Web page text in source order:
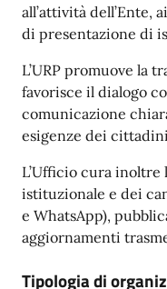
all’attività dell’Ente,
di presentazione di
L’URP promuove la
favorisce il dialogo
comunicazione
esigenze dei
L’Ufficio cura inoltre
istituzionale e dei
e WhatsApp),
aggiornamenti
Tipologia di